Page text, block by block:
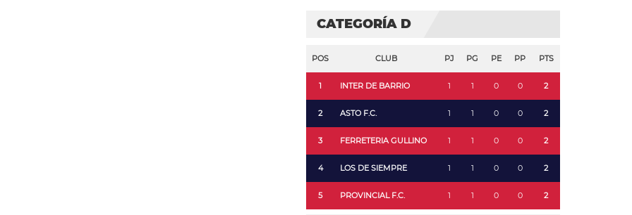
CATEGORÍA D
POS CLUB PJ PG PE PP PTS
1 INTER DE BARRIO 1 1 0 0 2
2 ASTO F.C. 1 1 0 0 2
3 FERRETERIA GULLINO 1 1 0 0 2
4 LOS DE SIEMPRE 1 1 0 0 2
5 PROVINCIAL F.C. 1 1 0 0 2